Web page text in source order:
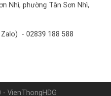
Nhì, phường Tân Sơn Nhì,
Zalo) -02839 188 588
VienThongHDG